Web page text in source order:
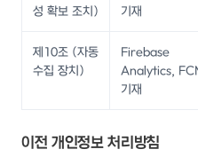
성 확보 조치)
기재
제10조 (자동
수집 장치)
Firebase
Analytics,
기재
이전 개인정보 처리방침